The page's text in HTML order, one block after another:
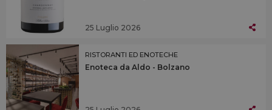
25 Luglio 2026
RISTORANTI ED ENOTECHE
Enoteca da Aldo - Bolzano